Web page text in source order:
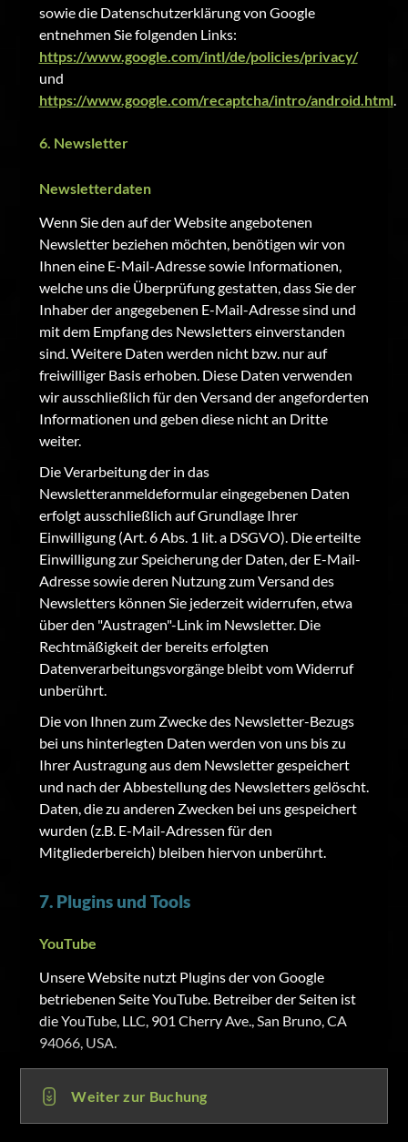
Weiter zur Buchung
sowie die Datenschutzerklärung von Google
entnehmen Sie folgenden Links:
https://www.google.com/intl/de/policies/privacy/
und
https://www.google.com/recaptcha/intro/android.html.
6. Newsletter
Newsletterdaten
Wenn Sie den auf der Website angebotenen
Newsletter beziehen möchten, benötigen wir von
Ihnen eine E-Mail-Adresse sowie Informationen,
welche uns die Überprüfung gestatten, dass Sie der
Inhaber der angegebenen E-Mail-Adresse sind und
mit dem Empfang des Newsletters einverstanden
sind. Weitere Daten werden nicht bzw. nur auf
freiwilliger Basis erhoben. Diese Daten verwenden
wir ausschließlich für den Versand der angeforderten
Informationen und geben diese nicht an Dritte
weiter.
Die Verarbeitung der in das
Newsletteranmeldeformular eingegebenen Daten
erfolgt ausschließlich auf Grundlage Ihrer
Einwilligung (Art. 6 Abs. 1 lit. a DSGVO). Die erteilte
Einwilligung zur Speicherung der Daten, der E-Mail-
Adresse sowie deren Nutzung zum Versand des
Newsletters können Sie jederzeit widerrufen, etwa
über den "Austragen"-Link im Newsletter. Die
Rechtmäßigkeit der bereits erfolgten
Datenverarbeitungsvorgänge bleibt vom Widerruf
unberührt.
Die von Ihnen zum Zwecke des Newsletter-Bezugs
bei uns hinterlegten Daten werden von uns bis zu
Ihrer Austragung aus dem Newsletter gespeichert
und nach der Abbestellung des Newsletters gelöscht.
Daten, die zu anderen Zwecken bei uns gespeichert
wurden (z.B. E-Mail-Adressen für den
Mitgliederbereich) bleiben hiervon unberührt.
7. Plugins und Tools
YouTube
Unsere Website nutzt Plugins der von Google
betriebenen Seite YouTube. Betreiber der Seiten ist
die YouTube, LLC, 901 Cherry Ave., San Bruno, CA
94066, USA.
Wenn Sie eine unserer mit einem YouTube-Plugin
ausgestatteten Seiten besuchen, wird eine